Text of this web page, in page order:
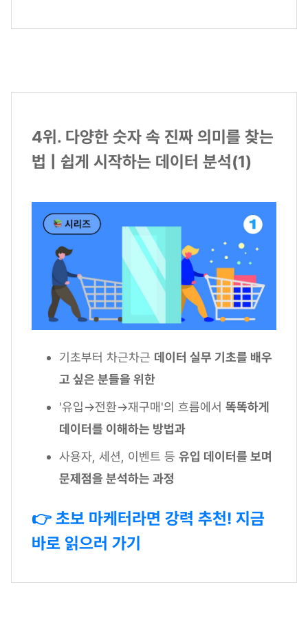
4위. 다양한 숫자 속 진짜 의미를 찾는
법 | 쉽게 시작하는 데이터 분석(1)
기초부터 차근차근 데이터 실무 기초를 배우
고 싶은 분들을 위한
'유입→전환→재구매'의 흐름에서 똑똑하게
데이터를 이해하는 방법과
사용자, 세션, 이벤트 등 유입 데이터를 보며
문제점을 분석하는 과정
👉 초보 마케터라면 강력 추천! 지금
바로 읽으러 가기